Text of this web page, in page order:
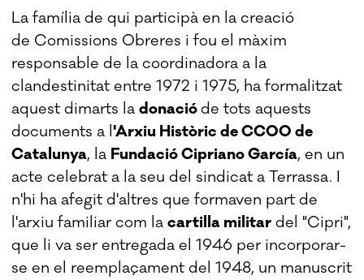
La família de qui participà en la creació
de Comissions Obreres i fou el màxim
responsable de la coordinadora a la
clandestinitat entre 1972 i 1975, ha formalitzat
aquest dimarts ladonacióde tots aquests
documents a l'Arxiu Històric de CCOO de
Catalunya, la Fundació Cipriano García, en un
acte celebrat a la seu del sindicat a Terrassa. I
n'hi ha afegit d'altres que formaven part de
l'arxiu familiar com lacartilla militar del "Cipri",
que li va ser entregada el 1946 per incorporar-
se en el reemplaçament del 1948, un manuscrit